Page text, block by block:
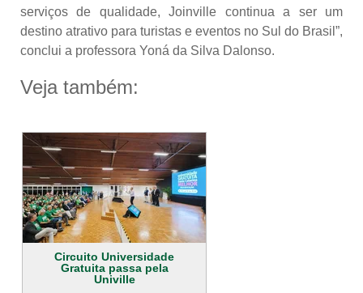
serviços de qualidade, Joinville continua a ser um
destino atrativo para turistas e eventos no Sul do Brasil”,
conclui a professora Yoná da Silva Dalonso.
Veja também:
Circuito Universidade
Gratuita passa pela
Univille